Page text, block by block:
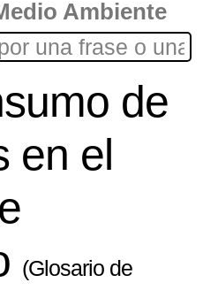
Ambiente
de
en el
(Glosario de